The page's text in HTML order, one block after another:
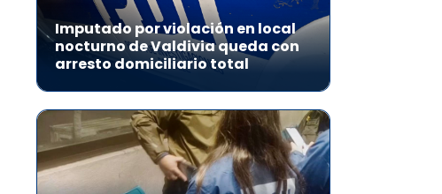
Imputado por violación en local
nocturno de Valdivia queda con
arresto domiciliario total